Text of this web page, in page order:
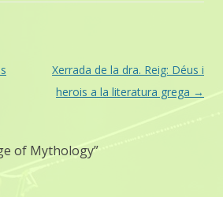
Xerrada de la dra. Reig: Déus i
herois a la literatura grega →
of Mythology”